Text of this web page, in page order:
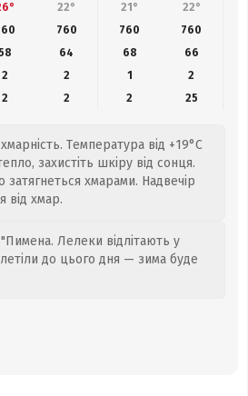
22° 21° 22°
760 760 760
64 68 66
2
2 1
2
2
2 2 25
Температура від +19°C
захистіть шкіру від сонця.
затягнеться хмарами. Надвечір
від хмар.
"Пимена. Лелеки відлітають у
до цього дня — зима буде